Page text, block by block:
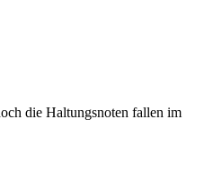
die Haltungsnoten fallen im